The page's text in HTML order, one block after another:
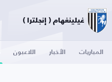
غيلينغهام ( إنجلترا )
المباريات الأخبار اللاعبون